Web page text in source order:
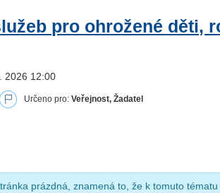
pro ohrožené děti,
2026 12:00
Určeno pro:Veřejnost, Žadatel
prázdná, znamená to, že k tomuto